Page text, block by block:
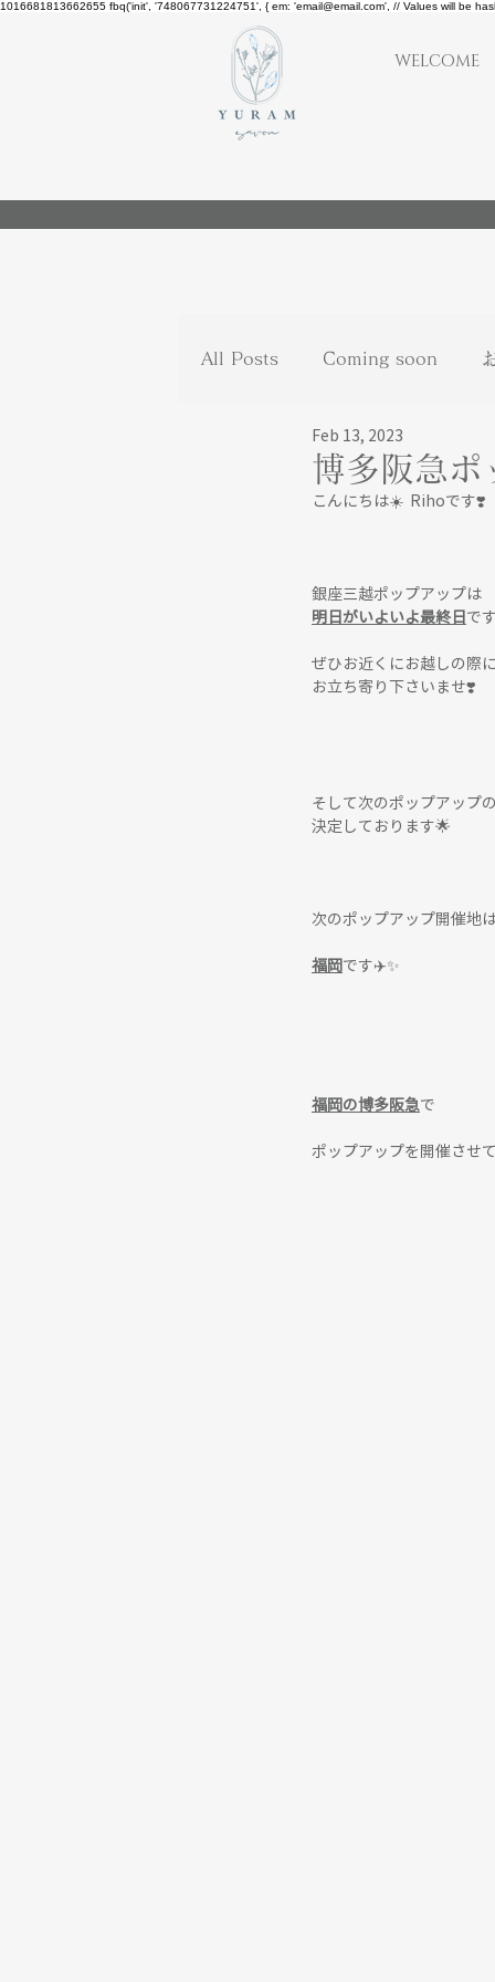
1016681813662655 fbq('init', '748067731224751', { em: 'email@email.com', // Values will be
WELCOME
All Posts Coming soon
博多阪急ポ
Feb 13, 2023
こんにちは☀️  Rihoです❣️
銀座三越ポップアップは
明日がいよいよ最終日 で
ぜひお近くにお越しの際
お立ち寄り下さいませ❣️
そして次のポップアップ
決定しております🌟
次のポップアップ開催地は
福岡 です✈️✨
福岡の博多阪急 で
ポップアップを開催させ